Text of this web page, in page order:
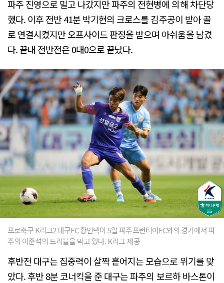
파주 진영으로 밀고 나갔지만 파주의 전현병에 의해 차단당
했다. 이후 전반 41분 박기현의 크로스를 김주공이 받아 골
로 연결시켰지만 오프사이드 판정을 받으며 아쉬움을 남겼
다. 끝내 전반전은 0대0으로 끝났다.
프로축구 K리그2 대구FC 황인택이 5일 파주프런티어FC와의 경기에서 파
주의 이준석의 드리블을 막고 있다. K리그 제공
후반전 대구는 집중력이 살짝 흩어지는 모습으로 위기를 맞
았다. 후반 8분 코너킥을 준 대구는 파주의 보르하 바스톤이